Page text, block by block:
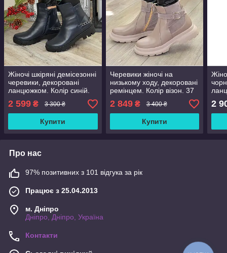
Жіночі шкіряні демісезонні
черевики, декоровані
ланцюжком. Колір синій.
37 розмір
2 599 ₴ 3 300 ₴
Купити
Черевики жіночі на
низькому ходу, декоровані
ремінцем. Колір візон. 37
розмір
2 849₴ 3 400 ₴
Купити
2
Про нас
97% позитивних з 101 відгука за рік
Працює з 25.04.2013
м. Дніпро
Дніпро, Дніпро, Україна
Контакти